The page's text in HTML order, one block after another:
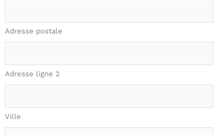
Adresse postale
Adresse ligne 2
Ville